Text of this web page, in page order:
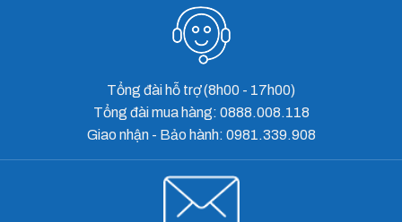
Tổng đài hỗ trợ (8h00 - 17h00)
Tổng đài mua hàng: 0888.008.118
Giao nhận - Bảo hành: 0981.339.908